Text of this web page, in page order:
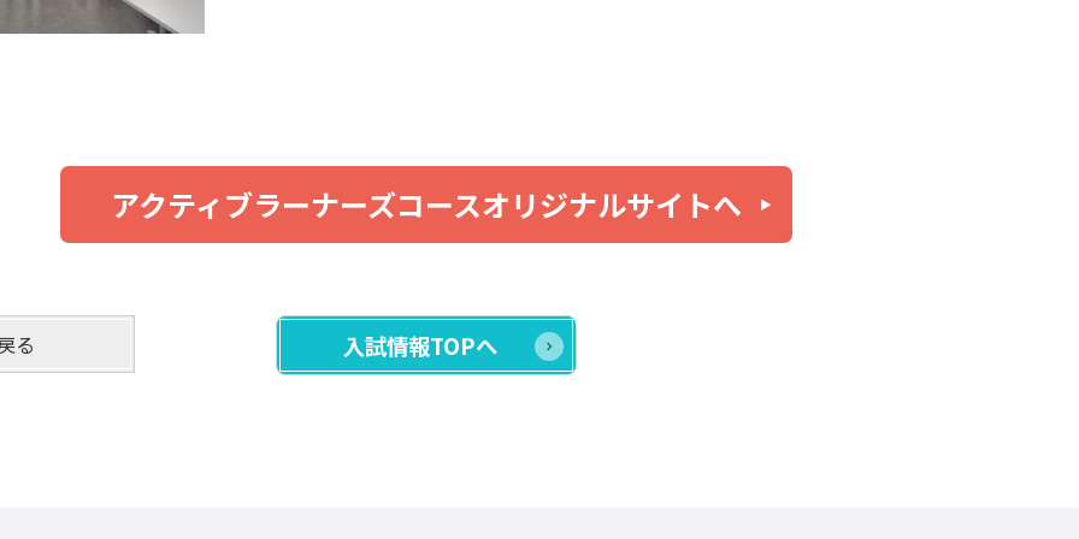
アクティブラーナーズコースオリジナルサイトへ
入試情報TOPへ
る